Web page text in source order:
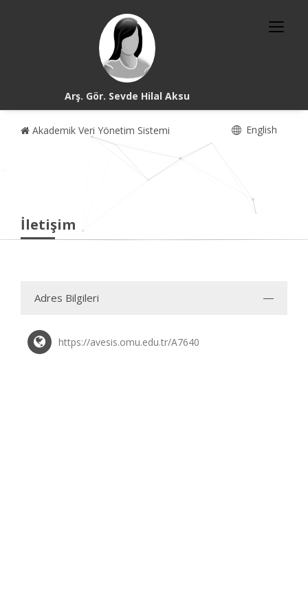
Arş. Gör. Sevde Hilal Aksu
Akademik Veri Yönetim Sistemi English
İletişim
Adres Bilgileri
https://avesis.omu.edu.tr/A7640